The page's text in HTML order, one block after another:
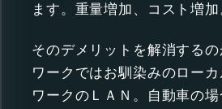
ます。重量増加、コスト増加
そのデメリットを解消する
ワークではお馴染みのロー
ワークのＬＡＮ。自動車の